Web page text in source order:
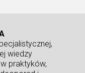
wiedzy
praktyków,